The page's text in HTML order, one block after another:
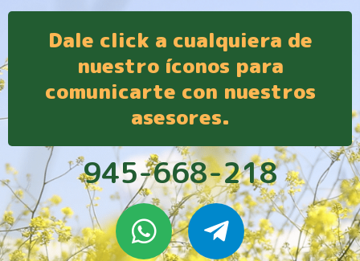
Dale click a cualquiera de
nuestro íconos para
comunicarte con nuestros
asesores.
945-668-218